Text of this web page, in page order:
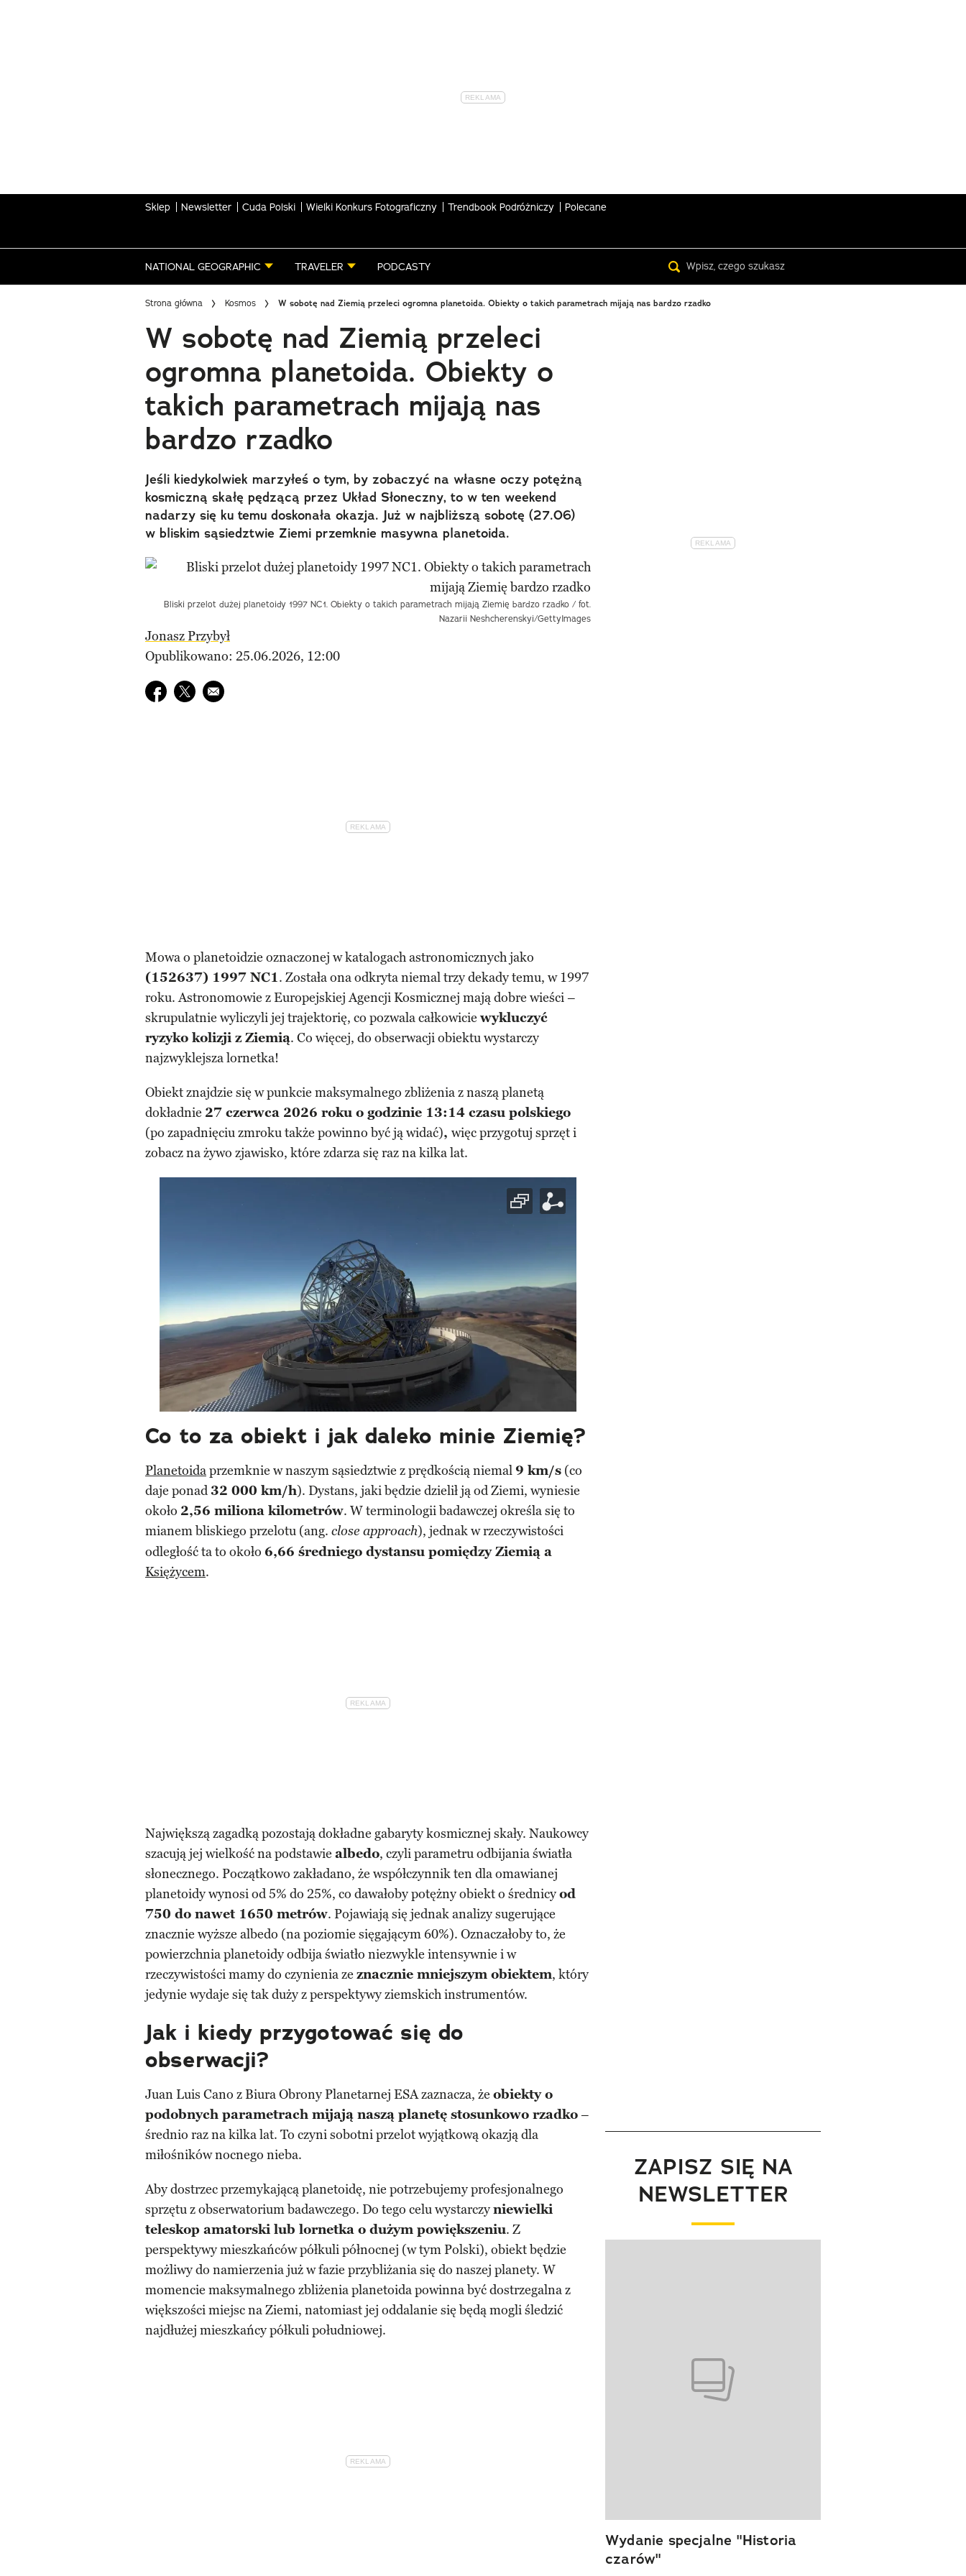
Sklep Newsletter Cuda Polski Wielki Konkurs Fotograficzny Trendbook Podróżniczy Polecane
NATIONAL GEOGRAPHIC TRAVELER PODCASTY
Strona główna Kosmos W sobotę nad Ziemią przeleci ogromna planetoida. Obiekty o takich parametrach mijają nas bardzo rzadko
W sobotę nad Ziemią przeleci
ogromna planetoida. Obiekty o
takich parametrach mijają nas
bardzo rzadko
Jeśli kiedykolwiek marzyłeś o tym, by zobaczyć na własne oczy potężną
kosmiczną skałę pędzącą przez Układ Słoneczny, to w ten weekend
nadarzy się ku temu doskonała okazja. Już w najbliższą sobotę (27.06)
w bliskim sąsiedztwie Ziemi przemknie masywna planetoida.
Bliski przelot dużej planetoidy 1997 NC1. Obiekty o takich parametrach mijają Ziemię bardzo rzadko / fot.
Nazarii Neshcherenskyi/GettyImages
Jonasz Przybył
Opublikowano: 25.06.2026, 12:00
Udostępnij na facebook
Udostępnij na twitter
E-mail do przyjaciela
Mowa o planetoidzie oznaczonej w katalogach astronomicznych jako
(152637) 1997 NC1. Została ona odkryta niemal trzy dekady temu, w 1997
roku. Astronomowie z Europejskiej Agencji Kosmicznej mają dobre wieści –
skrupulatnie wyliczyli jej trajektorię, co pozwala całkowicie wykluczyć
ryzyko kolizji z Ziemią. Co więcej, do obserwacji obiektu wystarczy
najzwyklejsza lornetka!
Obiekt znajdzie się w punkcie maksymalnego zbliżenia z naszą planetą
dokładnie 27 czerwca 2026 roku o godzinie 13:14 czasu polskiego
(po zapadnięciu zmroku także powinno być ją widać), więc przygotuj sprzęt i
zobacz na żywo zjawisko, które zdarza się raz na kilka lat.
Co to za obiekt i jak daleko minie Ziemię?
Planetoidaprzemknie w naszym sąsiedztwie z prędkością niemal9 km/s (co
daje ponad32 000 km/h). Dystans, jaki będzie dzielił ją od Ziemi, wyniesie
około 2,56 miliona kilometrów. W terminologii badawczej określa się to
mianem bliskiego przelotu (ang. close approach), jednak w rzeczywistości
odległość ta to około 6,66 średniego dystansu pomiędzy Ziemią a
Księżycem.
Największą zagadką pozostają dokładne gabaryty kosmicznej skały. Naukowcy
szacują jej wielkość na podstawie albedo, czyli parametru odbijania światła
słonecznego. Początkowo zakładano, że współczynnik ten dla omawianej
planetoidy wynosi od 5% do 25%, co dawałoby potężny obiekt o średnicyod
750 do nawet 1650 metrów. Pojawiają się jednak analizy sugerujące
znacznie wyższe albedo (na poziomie sięgającym 60%). Oznaczałoby to, że
powierzchnia planetoidy odbija światło niezwykle intensywnie i w
rzeczywistości mamy do czynienia ze znacznie mniejszym obiektem, który
jedynie wydaje się tak duży z perspektywy ziemskich instrumentów.
Jak i kiedy przygotować się do
obserwacji?
Juan Luis Cano z Biura Obrony Planetarnej ESA zaznacza, że obiekty o
podobnych parametrach mijają naszą planetę stosunkowo rzadko–
średnio raz na kilka lat. To czyni sobotni przelot wyjątkową okazją dla
miłośników nocnego nieba.
Aby dostrzec przemykającą planetoidę, nie potrzebujemy profesjonalnego
sprzętu z obserwatorium badawczego. Do tego celu wystarczyniewielki
teleskop amatorski lub lornetka o dużym powiększeniu. Z
perspektywy mieszkańców półkuli północnej (w tym Polski), obiekt będzie
możliwy do namierzenia już w fazie przybliżania się do naszej planety. W
momencie maksymalnego zbliżenia planetoida powinna być dostrzegalna z
większości miejsc na Ziemi, natomiast jej oddalanie się będą mogli śledzić
najdłużej mieszkańcy półkuli południowej.
ZAPISZ SIĘ NA
NEWSLETTER
Wydanie specjalne "Historia
czarów"